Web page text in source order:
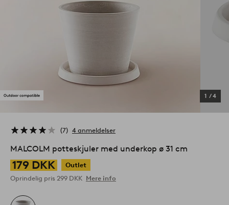
1 /4
7 4 anmeldelser
MALCOLM potteskjuler med underkop ø 31 cm
179 DKK
Outlet
Oprindelig pris 299 DKK Mere info